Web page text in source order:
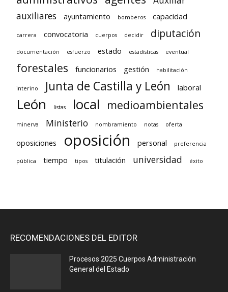
auxiliares
ayuntamiento bomberos capacidad
carrera convocatoria cuerpos decidir diputación
documentación esfuerzo estado estadísticas eventual
forestales funcionarios gestión habilitación
interino Junta de Castilla y León laboral
León listas local medioambientales
minerva Ministerio nombramiento notas oferta
oposiciones oposición personal preferencia
pública tiempo tipos titulación universidad éxito
RECOMENDACIONES DEL EDITOR
Procesos 2025 Cuerpos Administración
General del Estado